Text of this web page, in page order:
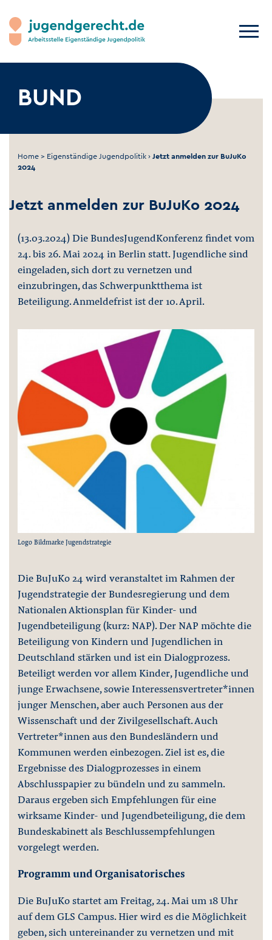
BUND
Home > Eigenständige Jugendpolitik › Jetzt anmelden zur BuJuKo
2024
Jetzt anmelden zur BuJuKo 2024
(13.03.2024) Die BundesJugendKonferenz findet vom
24. bis 26. Mai 2024 in Berlin statt. Jugendliche sind
eingeladen, sich dort zu vernetzen und
einzubringen, das Schwerpunktthema ist
Beteiligung. Anmeldefrist ist der 10. April.
Logo Bildmarke Jugendstrategie
Die BuJuKo 24 wird veranstaltet im Rahmen der
Jugendstrategie der Bundesregierung und dem
Nationalen Aktionsplan für Kinder- und
Jugendbeteiligung (kurz: NAP). Der NAP möchte die
Beteiligung von Kindern und Jugendlichen in
Deutschland stärken und ist ein Dialogprozess.
Beteiligt werden vor allem Kinder, Jugendliche und
junge Erwachsene, sowie Interessensvertreter*innen
junger Menschen, aber auch Personen aus der
Wissenschaft und der Zivilgesellschaft. Auch
Vertreter*innen aus den Bundesländern und
Kommunen werden einbezogen. Ziel ist es, die
Ergebnisse des Dialogprozesses in einem
Abschlusspapier zu bündeln und zu sammeln.
Daraus ergeben sich Empfehlungen für eine
wirksame Kinder- und Jugendbeteiligung, die dem
Bundeskabinett als Beschlussempfehlungen
vorgelegt werden.
Programm und Organisatorisches
Die BuJuKo startet am Freitag, 24. Mai um 18 Uhr
auf dem GLS Campus. Hier wird es die Möglichkeit
geben, sich untereinander zu vernetzen und mit